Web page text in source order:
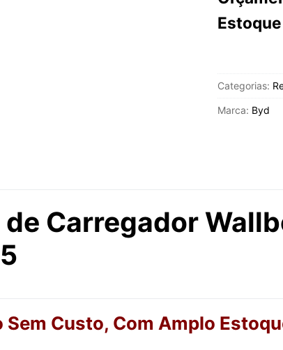
Categorias:
Marca: Byd
de Carregador
Custo, Com Amplo